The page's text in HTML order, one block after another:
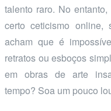
talento raro. No
certo ceticismo online,
acham que é
retratos ou esboços
em obras de arte
tempo? Soa um pouco